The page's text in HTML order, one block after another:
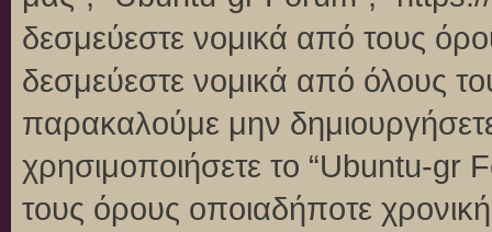
δεσμεύεστε νομικά από τους
δεσμεύεστε νομικά από όλους
παρακαλούμε μην
χρησιμοποιήσετε το “Ubuntu-gr
τους όρους οποιαδήποτε